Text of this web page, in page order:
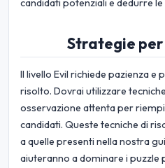
candidati potenziali e dedurre le
Strategie per
Il livello Evil richiede pazienza e
risolto. Dovrai utilizzare
osservazione attenta per
candidati. Queste tecniche di
a quelle presenti nella nostra
aiuteranno a dominare i puzzle